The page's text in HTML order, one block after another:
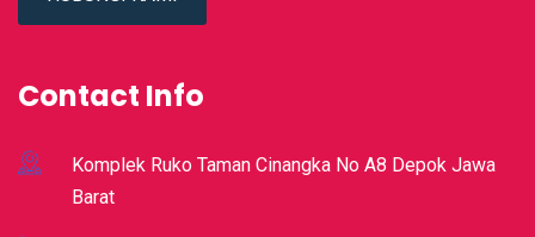
Contact Info
Komplek Ruko Taman Cinangka No A8 Depok Jawa
Barat